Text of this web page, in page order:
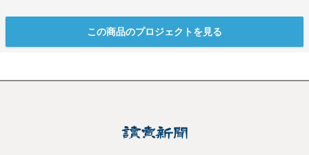
この商品のプロジェクトを見る